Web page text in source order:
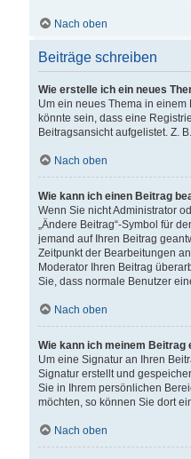
Nach oben
Beiträge schreiben
Wie erstelle ich ein neues
Um ein neues Thema in einem
könnte sein, dass eine
Beitragsansicht aufgelistet. Z.
Nach oben
Wie kann ich einen Beitrag
Wenn Sie nicht Administrator
„Ändere Beitrag“-Symbol für
jemand auf Ihren Beitrag
Zeitpunkt der Bearbeitungen
Moderator Ihren Beitrag
Sie, dass normale Benutzer
Nach oben
Wie kann ich meinem Beitrag
Um eine Signatur an Ihren
Signatur erstellt und
Sie in Ihrem persönlichen
möchten, so können Sie dort
Nach oben